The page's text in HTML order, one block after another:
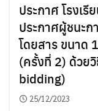
ประกาศ โรงเ
ประกาศผู้ชนะก
โดยสาร ขนาด
(ครั้งที่ 2) ด้วย
bidding)
25/12/2023